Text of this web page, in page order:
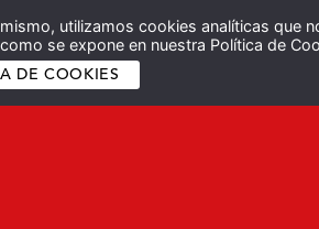
utilizamos cookies analíticas que
se expone en nuestra Política de
DE COOKIES